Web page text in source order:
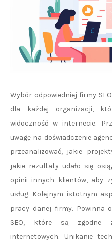
Wybór odpowiedniej firmy
dla każdej organizacji,
widoczność w internecie.
uwagę na doświadczenie
przeanalizować, jakie
jakie rezultaty udało się
opinii innych klientów, aby
usług. Kolejnym istotnym
pracy danej firmy. Powinna
SEO, które są zgodne z
internetowych. Unikanie